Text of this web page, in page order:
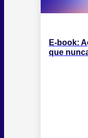
E-book:
que